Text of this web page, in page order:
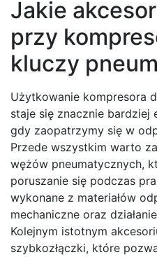
Jakie
przy
kluczy
Użytkowanie kompresora
staje się znacznie
gdy zaopatrzymy się w
Przede wszystkim warto
wężów pneumatycznych,
poruszanie się podczas
wykonane z materiałów
mechaniczne oraz
Kolejnym istotnym
szybkozłączki, które